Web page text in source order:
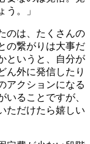
浜移動サービス
戦！」 13時30分
も～「横浜の新
学 大澤幸生教授
藤有壱 アーティ
プロジェクトレ